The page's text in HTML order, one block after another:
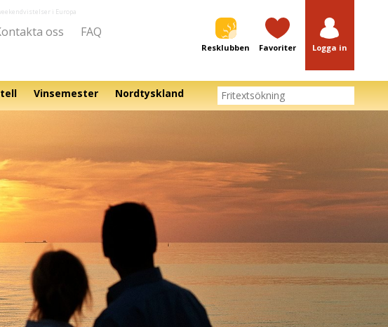
i Europa
oss FAQ
Resklubben Favoriter Logga in
Vinsemester Nordtyskland